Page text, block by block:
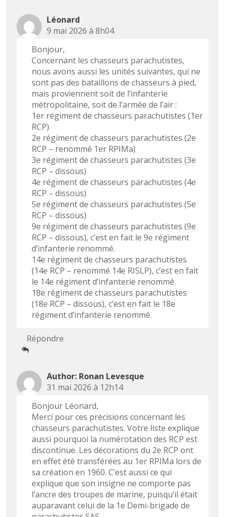
Léonard
9 mai 2026 à 8h04
Bonjour,
Concernant les chasseurs parachutistes,
nous avons aussi les unités suivantes, qui ne
sont pas des bataillons de chasseurs à pied,
mais proviennent soit de l’infanterie
métropolitaine, soit de l’armée de l’air :
1er régiment de chasseurs parachutistes (1er
RCP)
2e régiment de chasseurs parachutistes (2e
RCP – renommé 1er RPIMa)
3e régiment de chasseurs parachutistes (3e
RCP – dissous)
4e régiment de chasseurs parachutistes (4e
RCP – dissous)
5e régiment de chasseurs parachutistes (5e
RCP – dissous)
9e régiment de chasseurs parachutistes (9e
RCP – dissous), c’est en fait le 9e régiment
d’infanterie renommé.
14e régiment de chasseurs parachutistes
(14e RCP – renommé 14e RISLP), c’est en fait
le 14e régiment d’infanterie renommé.
18e régiment de chasseurs parachutistes
(18e RCP – dissous), c’est en fait le 18e
régiment d’infanterie renommé.
Répondre
Ronan Levesque
31 mai 2026 à 12h14
Bonjour Léonard,
Merci pour ces précisions concernant les
chasseurs parachutistes. Votre liste explique
aussi pourquoi la numérotation des RCP est
discontinue. Les décorations du 2e RCP ont
en effet été transférées au 1er RPIMa lors de
sa création en 1960. C’est aussi ce qui
explique que son insigne ne comporte pas
l’ancre des troupes de marine, puisqu’il était
auparavant celui de la 1e Demi-brigade de